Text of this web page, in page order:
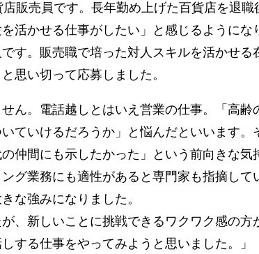
販売員です。長年勤め上げた百貨店を退
活かせる仕事がしたい」と感じるようにな
です。販売職で培った対人スキルを活かせ
思い切って応募しました。
ん。電話越しとはいえ営業の仕事。「高
ていけるだろうか」と悩んだといいます。
仲間にも示したかった」という前向きな
グ業務にも適性があると専門家も指摘し
な強みになりました。
が、新しいことに挑戦できるワクワク感の
する仕事をやってみようと思いました。」